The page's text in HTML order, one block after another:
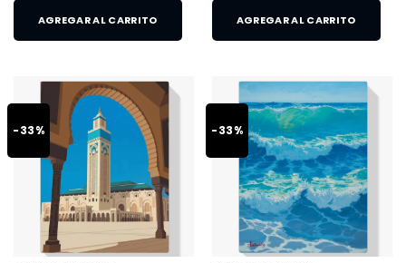
AGREGAR AL CARRITO AGREGAR AL CARRITO
-33% -33%